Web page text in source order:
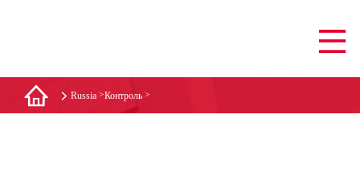
Russia >Контроль >